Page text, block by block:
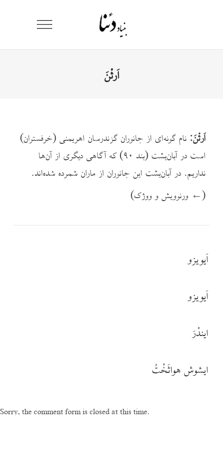
اَرثْنَ
اَرثْنَ: نام گونه‌ای از جانوران گزندرسان اهریمنی (خرفستران)
است در آبان‌یشت (بند ۹۰) که آگاهی دیگری از آن‌ها
نداریم. در آبان‌یشت این جانوران از ماران شمرده شده‌اند.
(← ورنوویش و ووژک)
اَیویزو
اَیویزو
ایندْرَ
ایشوش هواثَخْتُ
Sorry, the comment form is closed at this time.